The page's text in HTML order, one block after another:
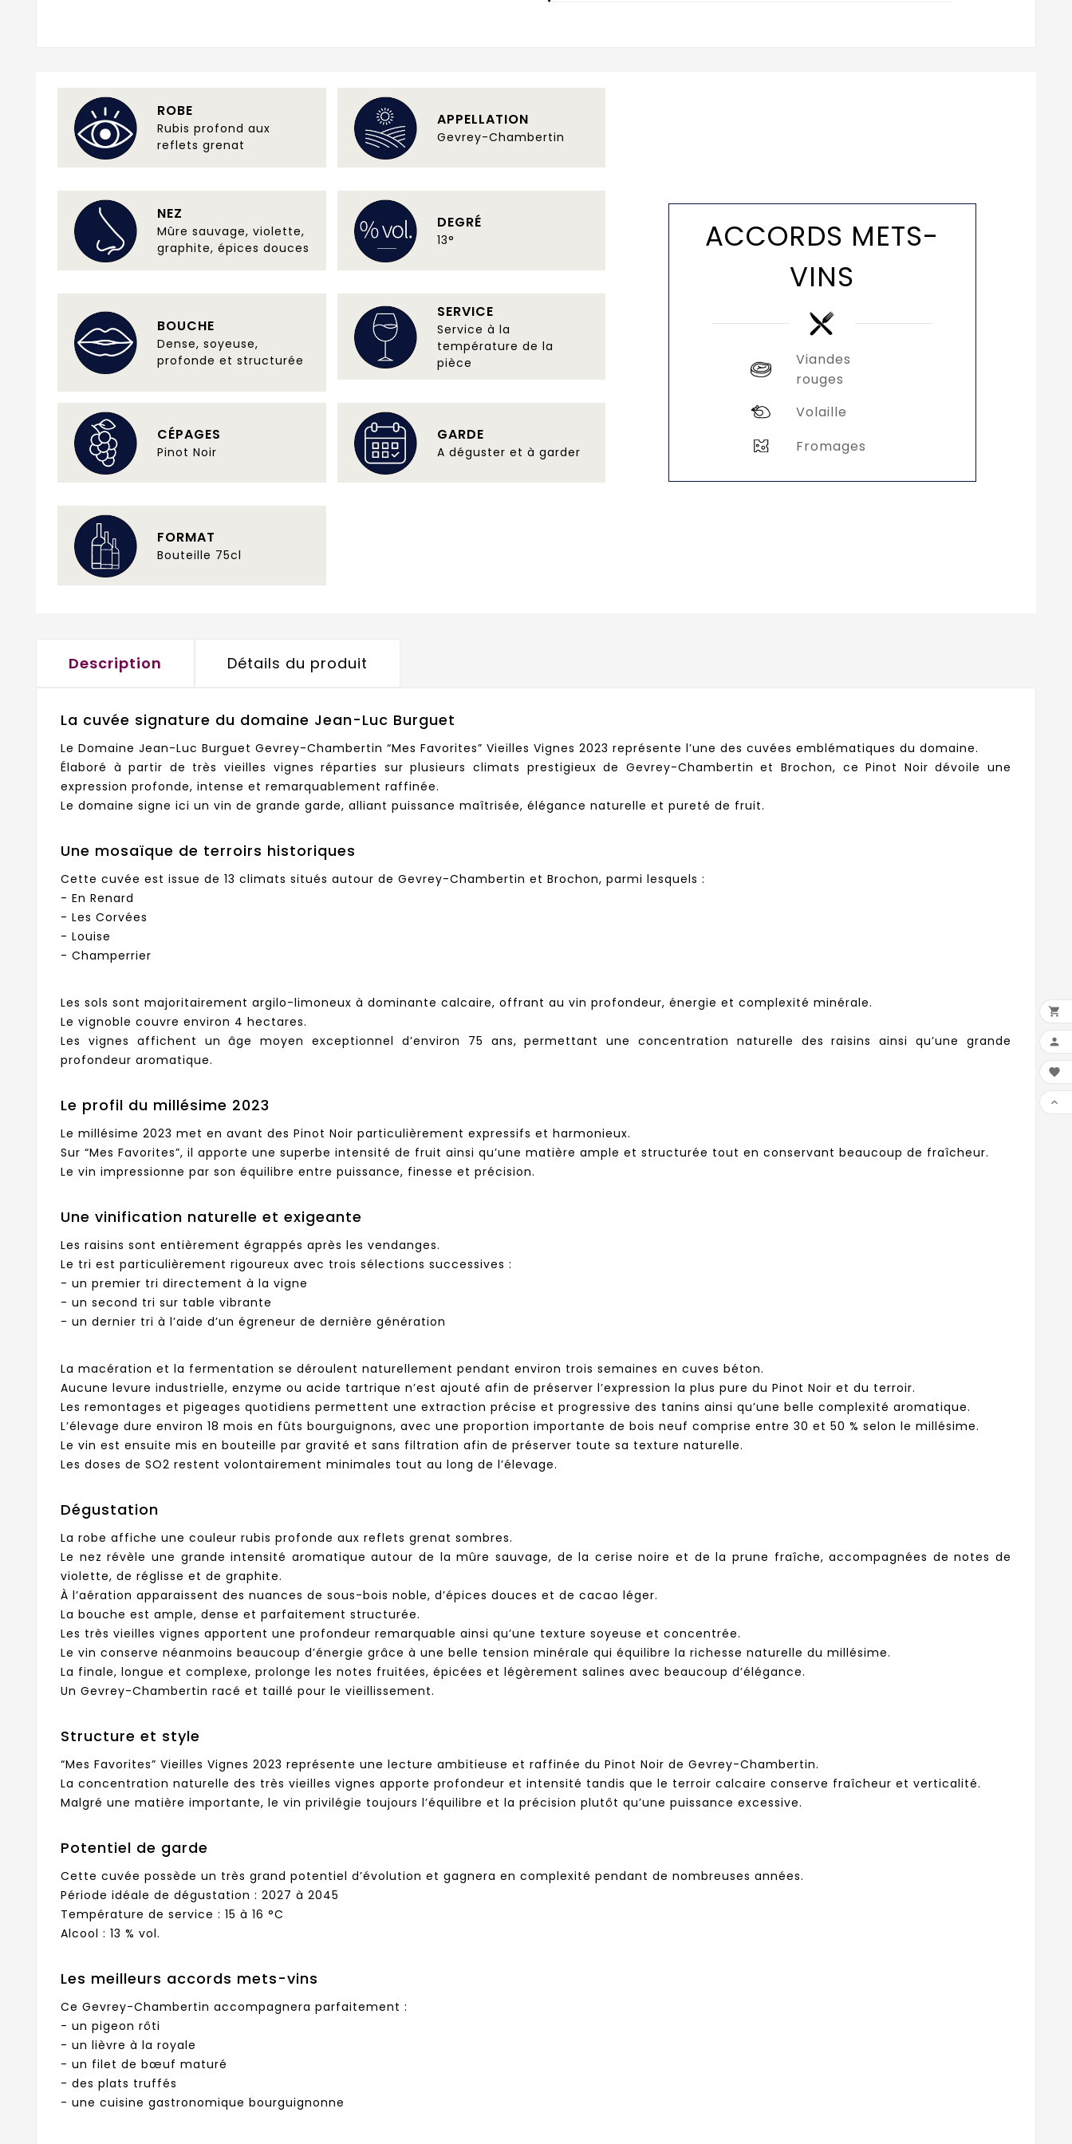
ROBE
Rubis profond aux
reflets grenat
APPELLATION
Gevrey-Chambertin
NEZ
Mûre sauvage, violette,
graphite, épices douces
DEGRÉ
13°
BOUCHE
Dense, soyeuse,
profonde et structurée
SERVICE
Service à la
température de la
pièce
CÉPAGES
Pinot Noir
GARDE
A déguster et à garder
FORMAT
Bouteille 75cl
ACCORDS METS-
VINS
Viandes
rouges
Volaille
Fromages
Description Détails du produit
La cuvée signature du domaine Jean-Luc Burguet
Le Domaine Jean-Luc Burguet Gevrey-Chambertin “Mes Favorites” Vieilles Vignes 2023 représente l’une des cuvées emblématiques du domaine.
Élaboré à partir de très vieilles vignes réparties sur plusieurs climats prestigieux de Gevrey-Chambertin et Brochon, ce Pinot Noir dévoile une
expression profonde, intense et remarquablement raffinée.
Le domaine signe ici un vin de grande garde, alliant puissance maîtrisée, élégance naturelle et pureté de fruit.
Une mosaïque de terroirs historiques
Cette cuvée est issue de 13 climats situés autour de Gevrey-Chambertin et Brochon, parmi lesquels :
- En Renard
- Les Corvées
- Louise
- Champerrier
Les sols sont majoritairement argilo-limoneux à dominante calcaire, offrant au vin profondeur, énergie et complexité minérale.
Le vignoble couvre environ 4 hectares.
Les vignes affichent un âge moyen exceptionnel d’environ 75 ans, permettant une concentration naturelle des raisins ainsi qu’une grande
profondeur aromatique.
Le profil du millésime 2023
Le millésime 2023 met en avant des Pinot Noir particulièrement expressifs et harmonieux.
Sur “Mes Favorites”, il apporte une superbe intensité de fruit ainsi qu’une matière ample et structurée tout en conservant beaucoup de fraîcheur.
Le vin impressionne par son équilibre entre puissance, finesse et précision.
Une vinification naturelle et exigeante
Les raisins sont entièrement égrappés après les vendanges.
Le tri est particulièrement rigoureux avec trois sélections successives :
- un premier tri directement à la vigne
- un second tri sur table vibrante
- un dernier tri à l’aide d’un égreneur de dernière génération
La macération et la fermentation se déroulent naturellement pendant environ trois semaines en cuves béton.
Aucune levure industrielle, enzyme ou acide tartrique n’est ajouté afin de préserver l’expression la plus pure du Pinot Noir et du terroir.
Les remontages et pigeages quotidiens permettent une extraction précise et progressive des tanins ainsi qu’une belle complexité aromatique.
L’élevage dure environ 18 mois en fûts bourguignons, avec une proportion importante de bois neuf comprise entre 30 et 50 % selon le millésime.
Le vin est ensuite mis en bouteille par gravité et sans filtration afin de préserver toute sa texture naturelle.
Les doses de SO2 restent volontairement minimales tout au long de l’élevage.
Dégustation
La robe affiche une couleur rubis profonde aux reflets grenat sombres.
Le nez révèle une grande intensité aromatique autour de la mûre sauvage, de la cerise noire et de la prune fraîche, accompagnées de notes de
violette, de réglisse et de graphite.
À l’aération apparaissent des nuances de sous-bois noble, d’épices douces et de cacao léger.
La bouche est ample, dense et parfaitement structurée.
Les très vieilles vignes apportent une profondeur remarquable ainsi qu’une texture soyeuse et concentrée.
Le vin conserve néanmoins beaucoup d’énergie grâce à une belle tension minérale qui équilibre la richesse naturelle du millésime.
La finale, longue et complexe, prolonge les notes fruitées, épicées et légèrement salines avec beaucoup d’élégance.
Un Gevrey-Chambertin racé et taillé pour le vieillissement.
Structure et style
“Mes Favorites” Vieilles Vignes 2023 représente une lecture ambitieuse et raffinée du Pinot Noir de Gevrey-Chambertin.
La concentration naturelle des très vieilles vignes apporte profondeur et intensité tandis que le terroir calcaire conserve fraîcheur et verticalité.
Malgré une matière importante, le vin privilégie toujours l’équilibre et la précision plutôt qu’une puissance excessive.
Potentiel de garde
Cette cuvée possède un très grand potentiel d’évolution et gagnera en complexité pendant de nombreuses années.
Période idéale de dégustation : 2027 à 2045
Température de service : 15 à 16 °C
Alcool : 13 % vol.
Les meilleurs accords mets-vins
Ce Gevrey-Chambertin accompagnera parfaitement :
- un pigeon rôti
- un lièvre à la royale
- un filet de bœuf maturé
- des plats truffés
- une cuisine gastronomique bourguignonne



